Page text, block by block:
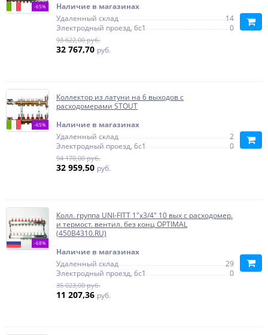
-65%
Наличие в магазинах
Удаленный склад
14
Электродный проезд, 6с1
0
93 622,00 руб.
32 767,70 руб.
-65%
Коллектор из латуни на 6 выходов с
расходомерами STOUT
Наличие в магазинах
Удаленный склад
2
Электродный проезд, 6с1
0
94 170,00 руб.
32 959,50 руб.
-68%
Колл. группа UNI-FITT 1"х3/4" 10 вых с расходомер.
и термост. вентил. без конц OPTIMAL
(450B4310.RU)
Наличие в магазинах
Удаленный склад
29
Электродный проезд, 6с1
0
35 023,00 руб.
11 207,36 руб.